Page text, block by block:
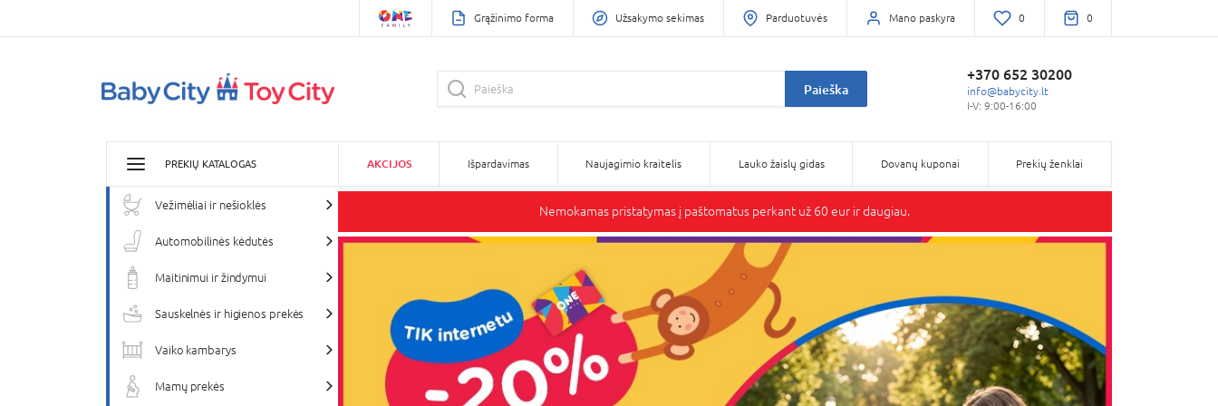
Grąžinimo forma Užsakymo sekimas Parduotuvės Mano paskyra 0 0
Paieška
+370 652 30200
info@babycity.lt
I-V: 9:00-16:00
PREKIŲ KATALOGAS AKCIJOS Išpardavimas Naujagimio kraitelis Lauko žaislų gidas Dovanų kuponai Prekių ženklai
Vežimėliai ir nešioklės
Automobilinės kėdutės
Maitinimui ir žindymui
Sauskelnės ir higienos prekės
Vaiko kambarys
Mamų prekės
Nemokamas pristatymas į paštomatus perkant už 60 eur ir daugiau.